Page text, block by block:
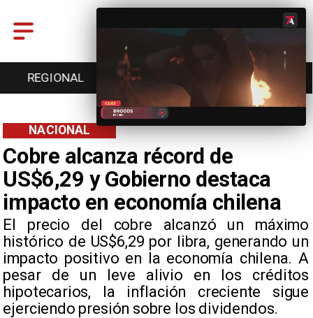
ENTRETENCIÓN DEPORTES CULTURA
Cobre alcanza récord de
US$6,29 y Gobierno destaca
impacto en economía chilena
El precio del cobre alcanzó un máximo
histórico de US$6,29 por libra, generando un
impacto positivo en la economía chilena. A
pesar de un leve alivio en los créditos
hipotecarios, la inflación creciente sigue
ejerciendo presión sobre los dividendos.
NACIONAL